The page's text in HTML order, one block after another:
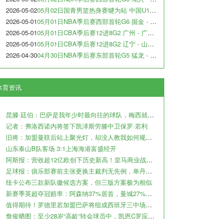
2026-05-0205月02日国青男篮热身赛犍为站 中国U17男篮 - 阿尔法学院 全场录像
2026-05-0105月01日NBA季后赛西部首轮G6 掘金 - 森林狼 全场录像
2026-05-0105月01日CBA季后赛12进8G2 广州 - 广东 全场录像
2026-05-0105月01日CBA季后赛12进8G2 辽宁 - 山东 全场录像
2026-04-3004月30日NBA季后赛东部首轮G5 猛龙 - 骑士 全场录像
育资讯
昆滕·廷伯：巴萨是我年少时最向往的球队，梅西就是我的足球信仰
记者：弗洛西诺内将签下凯泽斯劳滕中卫保罗·若利
旧将：加盟曼联后站上聚光灯，却没人教我如何规避名利带来的陷阱
山东泰山B队客场 3:1上海海港富盛经开
阿斯报：营收超12亿欧创下历史新高！皇马商业战略取得巨大成功
足球报：俱乐部赛前主张更换主裁判无先例，单丹奥吹罚小心翼翼
纽卡公布三款新队徽候选方案，但三版方案极为相似
新赛季英超夺冠赔率：阿森纳37%居首，曼城27%第2，利物浦曼联3-4
值得期待！罗德里若加盟巴萨将组成西班牙三中场，外媒对比哈白布
詹俊晒图：至少28岁“高龄”转会球员中，凯恩C罗应该是最成功的